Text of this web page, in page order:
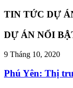
TIN TỨC DỰ
DỰ ÁN NỔI
9 Tháng 10, 2020
Phú Yên: Thị